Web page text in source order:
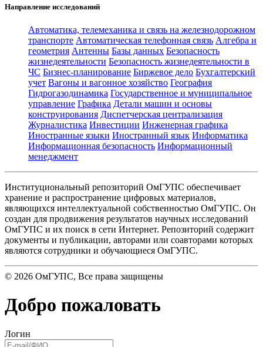
Направление исследований
Автоматика, телемеханика и связь на железнодорожном
транспорте Автоматическая телефонная связь Алгебра и
геометрия Антенны Базы данных Безопасность
жизнедеятельности Безопасность жизнедеятельности в
ЧС Бизнес-планирование Биржевое дело Бухгалтерский
учет Вагоны и вагонное хозяйство География
Гидрогазодинамика Государственное и муниципальное
управление Графика Детали машин и основы
конструирования Диспетчерская централизация
Журналистика Инвестиции Инженерная графика
Иностранные языки Иностранный язык Информатика
Информационная безопасность Информационный
менеджмент
Институциональный репозиторий ОмГУПС обеспечивает
хранение и распространение цифровых материалов,
являющихся интеллектуальной собственностью ОмГУПС. Он
создан для продвижения результатов научных исследований
ОмГУПС и их поиск в сети Интернет. Репозиторий содержит
документы и публикации, авторами или соавторами которых
являются сотрудники и обучающиеся ОмГУПС.
© 2026 ОмГУПС, Все права защищены
Добро пожаловать
Логин